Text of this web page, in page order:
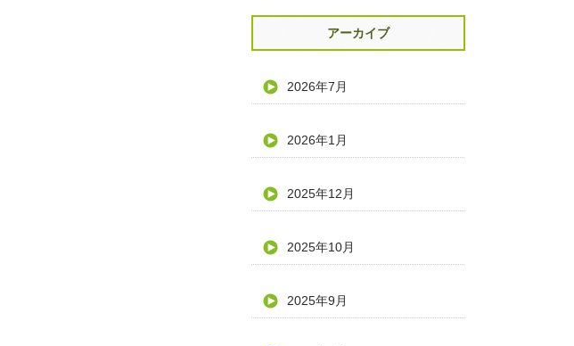
アーカイブ
2026年7月
2026年1月
2025年12月
2025年10月
2025年9月